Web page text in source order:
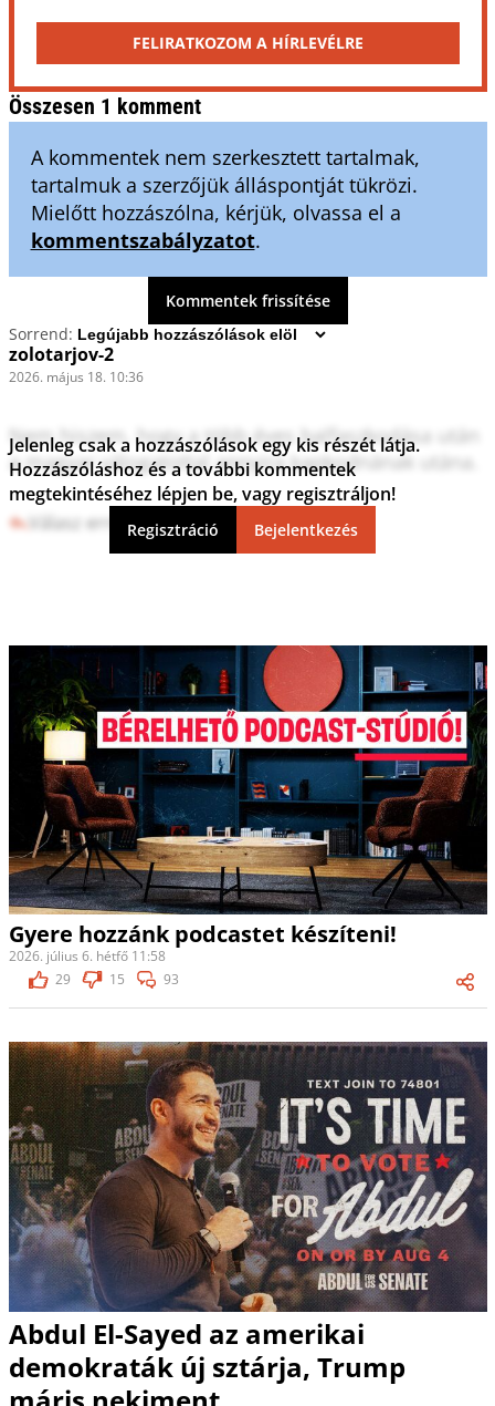
FELIRATKOZOM A HÍRLEVÉLRE
Összesen 1 komment
A kommentek nem szerkesztett tartalmak,
tartalmuk a szerzőjük álláspontját tükrözi.
Mielőtt hozzászólna, kérjük, olvassa el a
kommentszabályzatot.
Kommentek frissítése
Sorrend:
zolotarjov-2
2026. május 18. 10:36
Nem hiszem, hogy a több éves balfaszkodása után
a magyar válogatottal annyira kapkodnának utána.
Válasz erre 0 0
Jelenleg csak a hozzászólások egy kis részét látja.
Hozzászóláshoz és a további kommentek
megtekintéséhez lépjen be, vagy regisztráljon!
Regisztráció Bejelentkezés
Gyere hozzánk podcastet készíteni!
2026. július 6. hétfő 11:58
29
15 93
Abdul El-Sayed az amerikai
demokraták új sztárja, Trump